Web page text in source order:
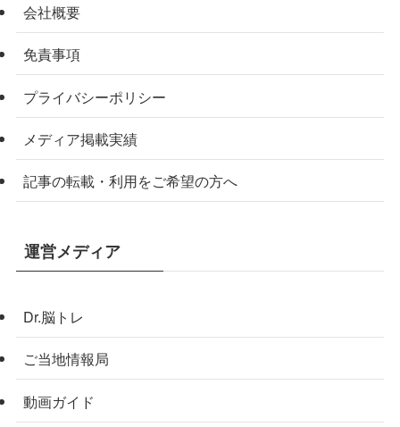
会社概要
免責事項
プライバシーポリシー
メディア掲載実績
記事の転載・利用をご希望の方へ
運営メディア
Dr.脳トレ
ご当地情報局
動画ガイド